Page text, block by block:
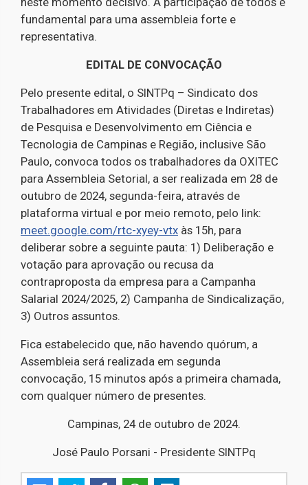
fundamental para uma assembleia forte e
representativa.
EDITAL DE CONVOCAÇÃO
Pelo presente edital, o SINTPq – Sindicato dos
Trabalhadores em Atividades (Diretas e Indiretas)
de Pesquisa e Desenvolvimento em Ciência e
Tecnologia de Campinas e Região, inclusive São
Paulo, convoca todos os trabalhadores da OXITEC
para Assembleia Setorial, a ser realizada em 28 de
outubro de 2024, segunda-feira, através de
plataforma virtual e por meio remoto, pelo link:
meet.google.com/rtc-xyey-vtx às 15h, para
deliberar sobre a seguinte pauta: 1) Deliberação e
votação para aprovação ou recusa da
contraproposta da empresa para a Campanha
Salarial 2024/2025, 2) Campanha de Sindicalização,
3) Outros assuntos.
Fica estabelecido que, não havendo quórum, a
Assembleia será realizada em segunda
convocação, 15 minutos após a primeira chamada,
com qualquer número de presentes.
Campinas, 24 de outubro de 2024.
José Paulo Porsani - Presidente SINTPq